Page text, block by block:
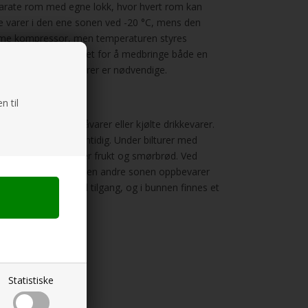
til
Statistiske
rom med egne lokk, hvor hvert rom kan
i den ene sonen ved -20 °C, mens den
kompressor, men temperaturen styres
eliminerer behovet for å medbringe både en
og kjølte matvarer er nødvendige.
frosne råvarer eller kjølte drikkevarer.
og kalde brus samtidig. Under bilturer med
andre sonen kjøler frukt og smørbrød. Ved
dager, mens den andre sonen oppbevarer
sider for enkel tilgang, og i bunnen finnes et